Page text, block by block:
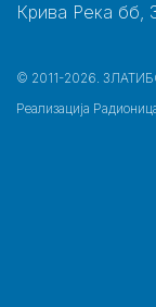
Крива Река бб,
© 2011-2026.
Реализација